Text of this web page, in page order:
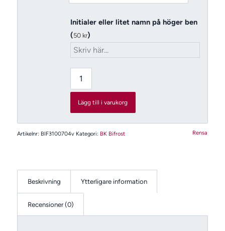
Rensa
Initialer eller litet namn på höger ben
(50 kr)
Lägg till i varukorg
Artikelnr: BIF3100704v Kategori: BK Bifrost
Beskrivning Ytterligare information
Recensioner (0)